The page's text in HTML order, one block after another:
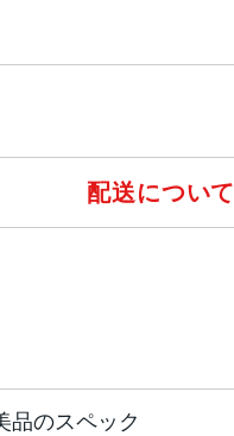
配送について
品のスペック